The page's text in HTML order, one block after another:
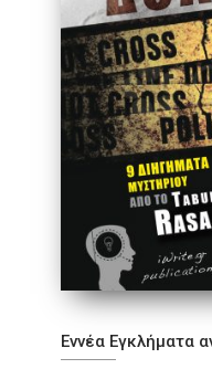
Εννέα Εγκλήματα